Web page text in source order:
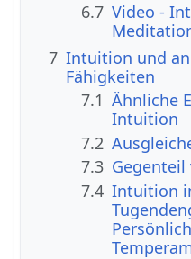
6.7 Video -
7 Intuition und
Fähigkeiten
7.1 Ähnliche
Intuition
7.2
7.3
7.4 Intuition